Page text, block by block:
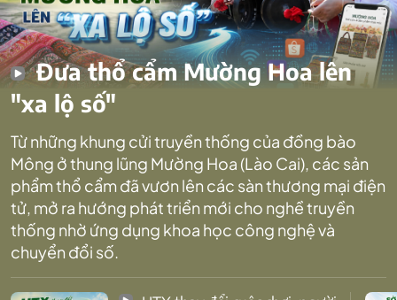
Đưa thổ cẩm Mường Hoa lên
"xa lộ số"
Từ những khung cửi truyền thống của đồng bào
Mông ở thung lũng Mường Hoa (Lào Cai), các sản
phẩm thổ cẩm đã vươn lên các sàn thương mại điện
tử, mở ra hướng phát triển mới cho nghề truyền
thống nhờ ứng dụng khoa học công nghệ và
chuyển đổi số.